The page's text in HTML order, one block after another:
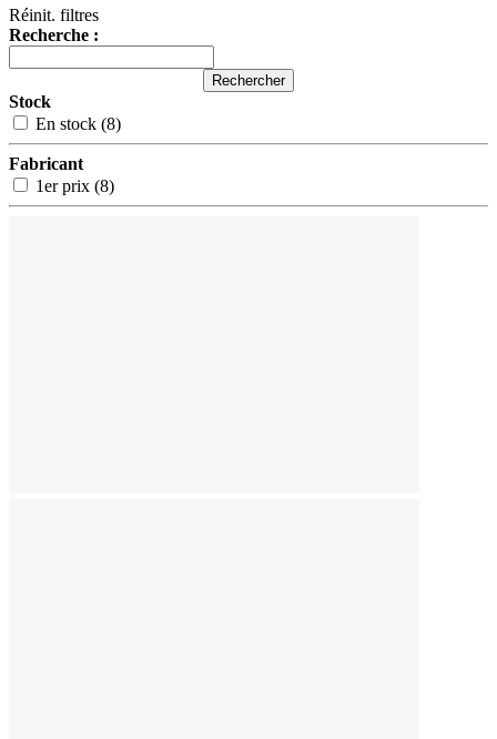
Réinit. filtres
Recherche :
Rechercher
Stock
En stock (8)
Fabricant
1er prix (8)